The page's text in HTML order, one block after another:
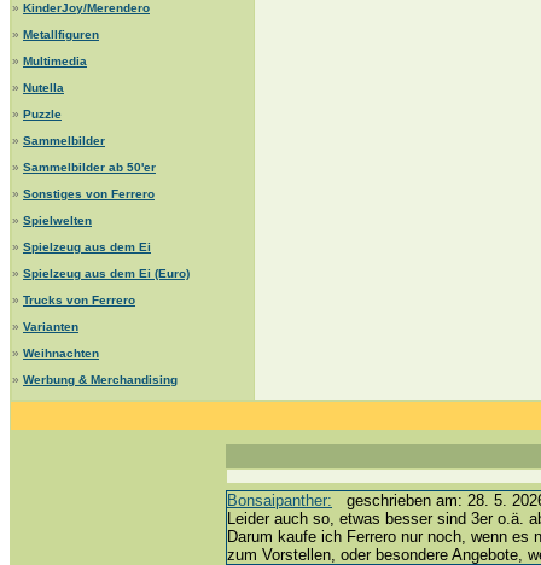
» KinderJoy/Merendero
» Metallfiguren
» Multimedia
» Nutella
» Puzzle
» Sammelbilder
» Sammelbilder ab 50'er
» Sonstiges von Ferrero
» Spielwelten
» Spielzeug aus dem Ei
» Spielzeug aus dem Ei (Euro)
» Trucks von Ferrero
» Varianten
» Weihnachten
» Werbung & Merchandising
Bonsaipanther: geschrieben am: 28. 5.
Leider auch so, etwas besser sind 3er o.ä.
Darum kaufe ich Ferrero nur noch, wenn es
zum Vorstellen, oder besondere Angebote,